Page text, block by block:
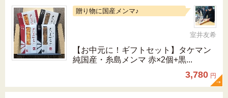
贈り物に国産メンマ♪
室井友希
【お中元に！ギフトセット】タケマン
純国産・糸島メンマ 赤×2個+黒...
3,780 円